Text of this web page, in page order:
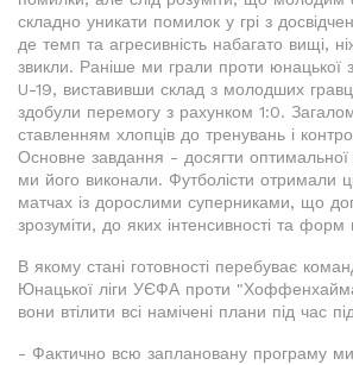
складно уникати помилок у грі з
де темп та агресивність набагато вищі,
звикли. Раніше ми грали проти юнацької
U-19, виставивши склад з молодших
здобули перемогу з рахунком 1:0.
ставленням хлопців до тренувань і
Основне завдання - досягти оптимальної
ми його виконали. Футболісти отримали
матчах із дорослими суперниками, що
зрозуміти, до яких інтенсивності та форм
В якому стані готовності перебуває
Юнацької ліги УЄФА проти
вони втілити всі намічені плани під час
- Фактично всю заплановану програму